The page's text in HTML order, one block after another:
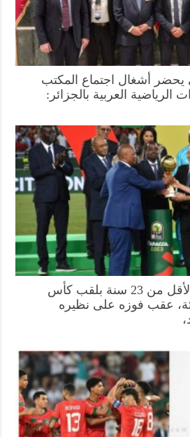
يحضر أشغال اجتماع المكتب
الرياضية العربية بالجزائر:
توج المنتخب الوطني لأقل من 23 سنة بلقب كأس
عقب فوزه على نظيره